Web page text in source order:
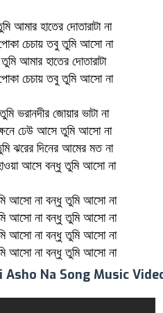
আমার হাতের দোতারাটা না
চেচায় তবু তুমি আসো না
আমার হাতের দোতারাটা
চেচায় তবু তুমি আসো না
ভরানদীর জোয়ার ভাটা না
ঢেউ আসে তুমি আসো না
ঝরের দিনের আমের মত না
আসে বন্ধু তুমি আসো না
আসো না বন্ধু তুমি আসো না
আসো না বন্ধু তুমি আসো না
আসো না বন্ধু তুমি আসো না
আসো না বন্ধু তুমি আসো না
Asho Na Song Music